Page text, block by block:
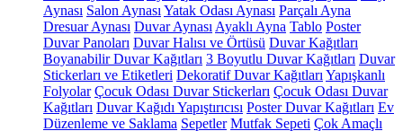
Aynası Salon Aynası Yatak Odası Aynası Parçalı Ayna
Dresuar Aynası Duvar Aynası Ayaklı Ayna Tablo Poster
Duvar Panoları Duvar Halısı ve Örtüsü Duvar Kağıtları
Boyanabilir Duvar Kağıtları 3 Boyutlu Duvar Kağıtları Duvar
Stickerları ve Etiketleri Dekoratif Duvar Kağıtları Yapışkanlı
Folyolar Çocuk Odası Duvar Stickerları Çocuk Odası Duvar
Kağıtları Duvar Kağıdı Yapıştırıcısı Poster Duvar Kağıtları Ev
Düzenleme ve Saklama Sepetler Mutfak Sepeti Çok Amaçlı